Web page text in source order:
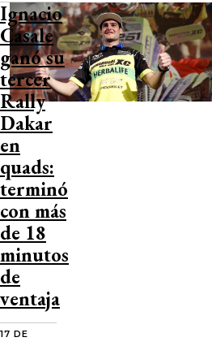
Ignacio
Casale
ganó su
tercer
Rally
Dakar
en
quads:
terminó
con más
de 18
minutos
de
ventaja
17 DE